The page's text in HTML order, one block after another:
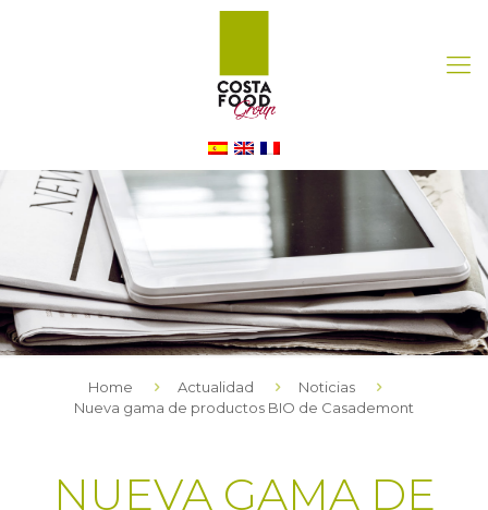
Home Actualidad
Noticias
Nueva gama de productos BIO de Casademont
NUEVA GAMA DE